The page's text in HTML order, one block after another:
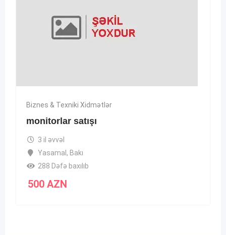
Biznes & Texniki Xidmətlər
monitorlar satışı
3 il əvvəl
Yasamal , Bakı
288 Dəfə baxılıb
500 AZN